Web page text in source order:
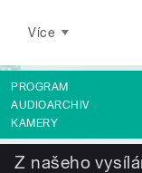
Více
PROGRAM
AUDIOARCHIV
KAMERY
Z našeho